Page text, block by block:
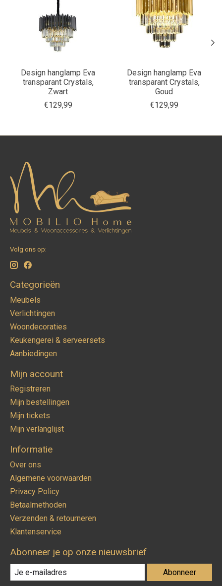
Design hanglamp Eva
transparant Crystals,
Zwart
€129,99
Design hanglamp Eva
transparant Crystals,
Goud
€129,99
Volg ons op:
Categorieën
Meubels
Verlichtingen
Woondecoraties
Keukengerei & serveersets
Aanbiedingen
Mijn account
Registreren
Mijn bestellingen
Mijn tickets
Mijn verlanglijst
Informatie
Over ons
Algemene voorwaarden
Privacy Policy
Betaalmethoden
Verzenden & retourneren
Klantenservice
Abonneer je op onze nieuwsbrief
Abonneer